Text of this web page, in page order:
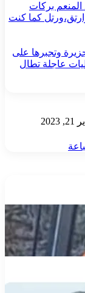
بركات
كما كنت
وتجبرها على
عاجلة تطال